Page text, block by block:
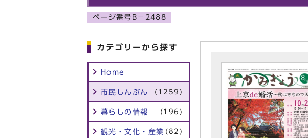
ページ番号B－2488
カテゴリーから探す
Home
市民しんぶん (1259)
暮らしの情報 (196)
観光・文化・産業 (82)